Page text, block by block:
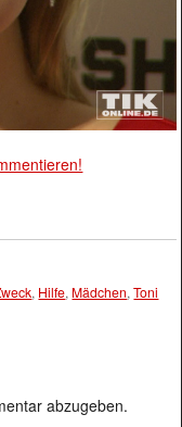
, Hilfe, Mädchen,Toni
abzugeben.